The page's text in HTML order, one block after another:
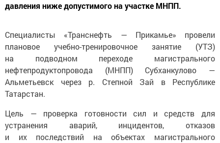
давления ниже допустимого на участке МНПП.
Специалисты «Транснефть — Прикамье» провели
плановое учебно-тренировочное занятие (УТЗ)
на подводном переходе магистрального
нефтепродуктопровода (МНПП) Субханкулово —
Альметьевск через р. Степной Зай в Республике
Татарстан.
Цель — проверка готовности сил и средств для
устранения аварий, инцидентов, отказов
и их последствий на объектах магистрального